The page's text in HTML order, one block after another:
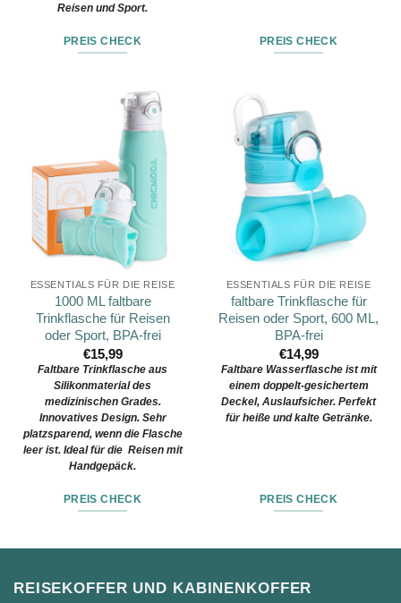
Reisen und Sport.
PREIS CHECK PREIS CHECK
ESSENTIALS FÜR DIE REISE
1000 ML faltbare
Trinkflasche für Reisen
oder Sport, BPA-frei
€15,99
Faltbare Trinkflasche aus
Silikonmaterial des
medizinischen Grades.
Innovatives Design. Sehr
platzsparend, wenn die Flasche
leer ist. Ideal für die Reisen mit
Handgepäck.
PREIS CHECK
ESSENTIALS FÜR DIE REISE
faltbare Trinkflasche für
Reisen oder Sport, 600 ML,
BPA-frei
€14,99
Faltbare Wasserflasche ist mit
einem doppelt-gesichertem
Deckel, Auslaufsicher. Perfekt
für heiße und kalte Getränke.
PREIS CHECK
REISEKOFFER UND KABINENKOFFER